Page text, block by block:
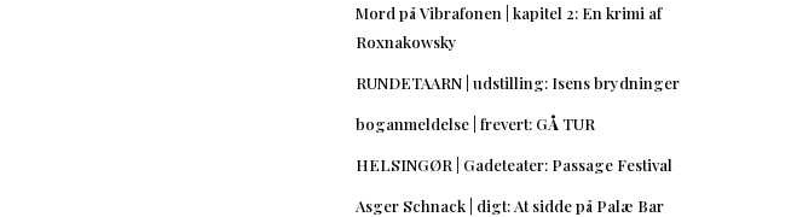
Mord på Vibrafonen | kapitel 2: En krimi af
Roxnakowsky
RUNDETAARN | udstilling: Isens brydninger
boganmeldelse | frevert: GÅ TUR
HELSINGØR | Gadeteater: Passage Festival
Asger Schnack | digt: At sidde på Palæ Bar